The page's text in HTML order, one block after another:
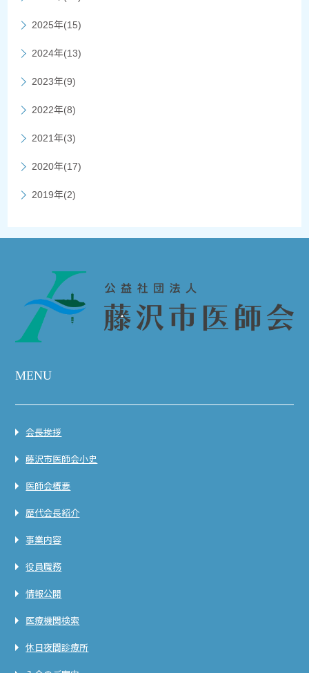
2025年(15)
2024年(13)
2023年(9)
2022年(8)
2021年(3)
2020年(17)
2019年(2)
MENU
会長挨拶
藤沢市医師会小史
医師会概要
歴代会長紹介
事業内容
役員職務
情報公開
医療機関検索
休日夜間診療所